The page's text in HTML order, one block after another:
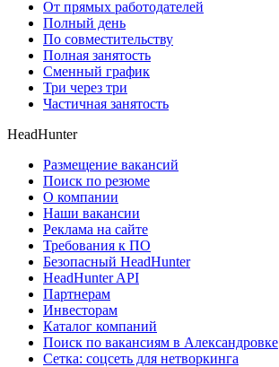
От прямых работодателей
Полный день
По совместительству
Полная занятость
Сменный график
Три через три
Частичная занятость
HeadHunter
Размещение вакансий
Поиск по резюме
О компании
Наши вакансии
Реклама на сайте
Требования к ПО
Безопасный HeadHunter
HeadHunter API
Партнерам
Инвесторам
Каталог компаний
Поиск по вакансиям в Александровке
Сетка: соцсеть для нетворкинга